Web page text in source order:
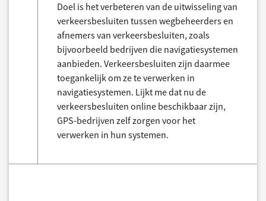
Doel is het verbeteren van de uitwisseling van
verkeersbesluiten tussen wegbeheerders en
afnemers van verkeersbesluiten, zoals
bijvoorbeeld bedrijven die navigatiesystemen
aanbieden. Verkeersbesluiten zijn daarmee
toegankelijk om ze te verwerken in
navigatiesystemen. Lijkt me dat nu de
verkeersbesluiten online beschikbaar zijn,
GPS-bedrijven zelf zorgen voor het
verwerken in hun systemen.